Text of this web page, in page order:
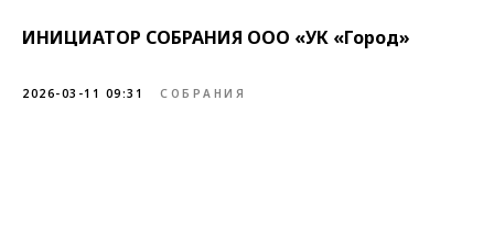
ИНИЦИАТОР СОБРАНИЯ ООО «УК «Город»
2026-03-11 09:31 СОБРАНИЯ